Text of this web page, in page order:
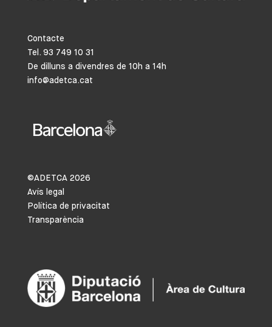
Contacte
Tel. 93 749 10 31
De dilluns a divendres de 10h a 14h
info@adetca.cat
©ADETCA 2026
Avís legal
Política de privacitat
Transparència